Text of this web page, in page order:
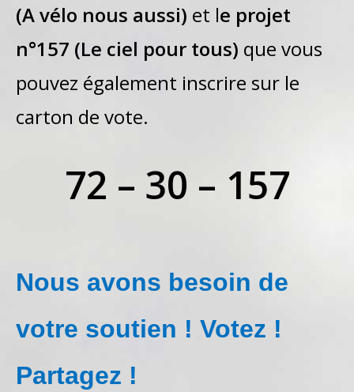
(A vélo nous aussi) et le projet
n°157 (Le ciel pour tous) que vous
pouvez également inscrire sur le
carton de vote.
72 – 30 – 157
Nous avons besoin de
votre soutien ! Votez !
Partagez !